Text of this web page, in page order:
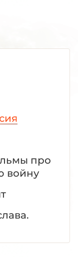
про
войну